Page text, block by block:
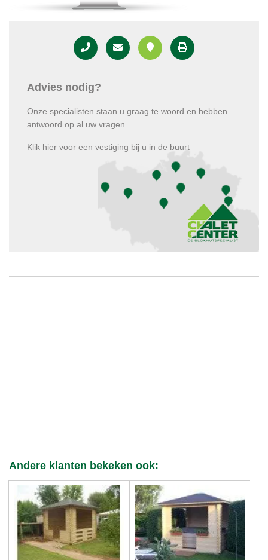
Advies nodig?
Onze specialisten staan u graag te woord en hebben
antwoord op al uw vragen.
Klik hier voor een vestiging bij u in de buurt
Andere klanten bekeken ook: